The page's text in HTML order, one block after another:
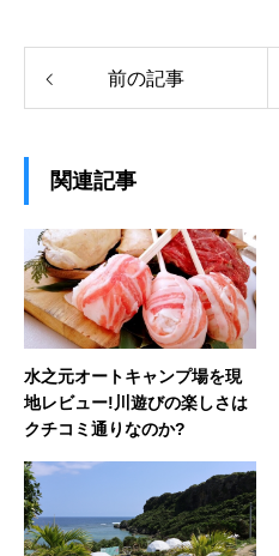
前の記事
関連記事
水之元オートキャンプ場を現
地レビュー!川遊びの楽しさは
クチコミ通りなのか?